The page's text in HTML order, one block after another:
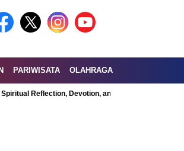
PARIWISATA OLAHRAGA
Devotion, and Charity